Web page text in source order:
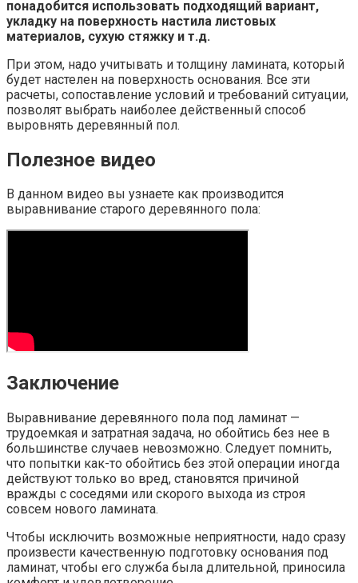
понадобится использовать подходящий вариант,
укладку на поверхность настила листовых
материалов, сухую стяжку и т.д.
При этом, надо учитывать и толщину ламината, который
будет настелен на поверхность основания. Все эти
расчеты, сопоставление условий и требований ситуации,
позволят выбрать наиболее действенный способ
выровнять деревянный пол.
Полезное видео
В данном видео вы узнаете как производится
выравнивание старого деревянного пола:
Заключение
Выравнивание деревянного пола под ламинат —
трудоемкая и затратная задача, но обойтись без нее в
большинстве случаев невозможно. Следует помнить,
что попытки как-то обойтись без этой операции иногда
действуют только во вред, становятся причиной
вражды с соседями или скорого выхода из строя
совсем нового ламината.
Чтобы исключить возможные неприятности, надо сразу
произвести качественную подготовку основания под
ламинат, чтобы его служба была длительной, приносила